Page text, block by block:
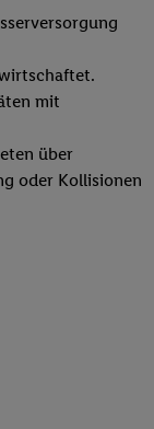
mit
über
oder Kollisionen